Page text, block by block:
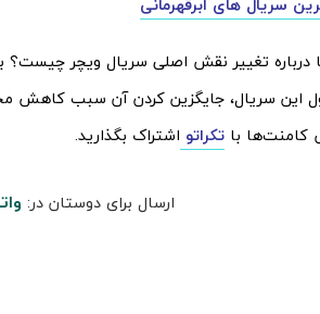
درباره تغییر نقش اصلی سریال ویچر
این سریال، جایگزین کردن آن سبب کاهش
با تکراتو اشتراک بگذارید.
ارسال برای دوستان در: